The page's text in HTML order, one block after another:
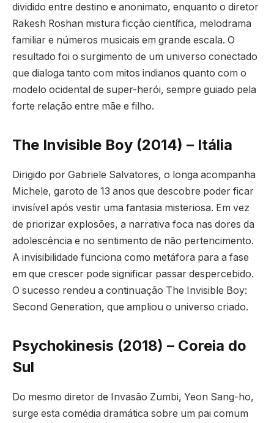
dividido entre destino e anonimato, enquanto o diretor
Rakesh Roshan mistura ficção científica, melodrama
familiar e números musicais em grande escala. O
resultado foi o surgimento de um universo conectado
que dialoga tanto com mitos indianos quanto com o
modelo ocidental de super-herói, sempre guiado pela
forte relação entre mãe e filho.
The Invisible Boy (2014) – Itália
Dirigido por Gabriele Salvatores, o longa acompanha
Michele, garoto de 13 anos que descobre poder ficar
invisível após vestir uma fantasia misteriosa. Em vez
de priorizar explosões, a narrativa foca nas dores da
adolescência e no sentimento de não pertencimento.
A invisibilidade funciona como metáfora para a fase
em que crescer pode significar passar despercebido.
O sucesso rendeu a continuação The Invisible Boy:
Second Generation, que ampliou o universo criado.
Psychokinesis (2018) – Coreia do
Sul
Do mesmo diretor de Invasão Zumbi, Yeon Sang-ho,
surge esta comédia dramática sobre um pai comum